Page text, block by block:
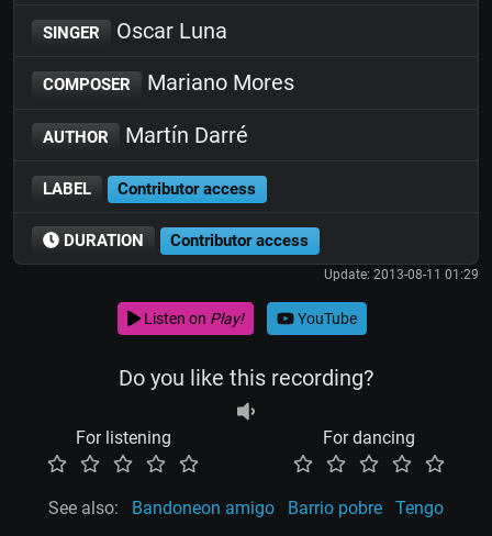
SINGER Oscar Luna
COMPOSER Mariano Mores
AUTHOR Martín Darré
LABEL Contributor access
DURATION Contributor access
Update: 2013-08-11 01:29
Listen on Play! YouTube
Do you like this recording?
For listening For dancing
See also: Bandoneon amigo Barrio pobre Tengo